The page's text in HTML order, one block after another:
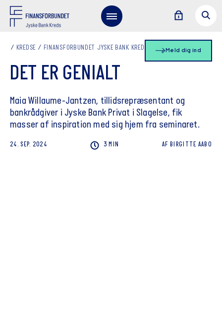
Meld dig ind
KREDSE FINANSFORBUNDET JYSKE BANK KREDS NYHEDSLISTE
DET ER GENIALT
Maia Willaume-Jantzen, tillidsrepræsentant og
bankrådgiver i Jyske Bank Privat i Slagelse, fik
masser af inspiration med sig hjem fra seminaret.
24. SEP. 2024 3 MIN AF BIRGITTE AABO